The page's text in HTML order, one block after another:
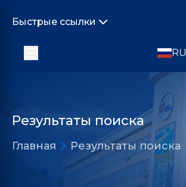
Быстрые ссылки
RU
Результаты поиска
Главная Результаты поиска